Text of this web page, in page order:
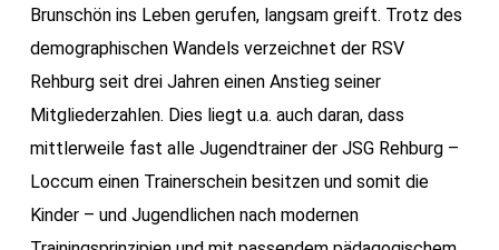
Brunschön ins Leben gerufen, langsam greift. Trotz des
demographischen Wandels verzeichnet der RSV
Rehburg seit drei Jahren einen Anstieg seiner
Mitgliederzahlen. Dies liegt u.a. auch daran, dass
mittlerweile fast alle Jugendtrainer der JSG Rehburg –
Loccum einen Trainerschein besitzen und somit die
Kinder – und Jugendlichen nach modernen